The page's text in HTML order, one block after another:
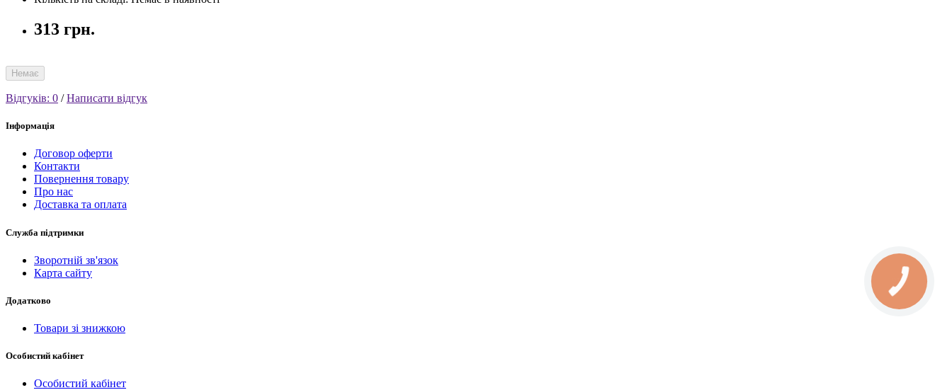
313 грн.
Немає
Відгуків: 0 /Написати відгук
Інформація
Договор оферти
Контакти
Повернення товару
Про нас
Доставка та оплата
Служба підтримки
Зворотній зв'язок
Карта сайту
Додатково
Товари зі знижкою
Особистий кабінет
Особистий кабінет